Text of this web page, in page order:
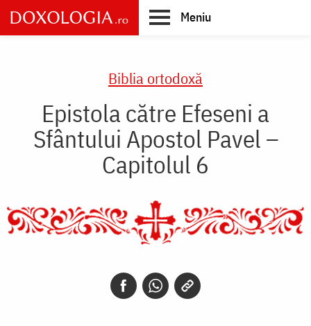
Skip
to
main
Meniu
Biblia ortodoxă
Epistola către Efeseni a
Sfântului Apostol Pavel –
Capitolul 6